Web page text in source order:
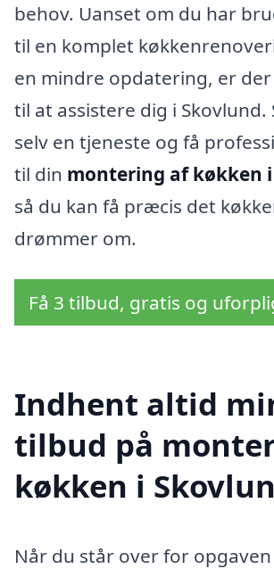
behov. Uanset om du har
til en komplet
en mindre opdatering, er
til at assistere dig i Skovlund.
selv en tjeneste og få
til din montering af køkken
så du kan få præcis det
drømmer om.
Få 3 tilbud, gratis og
Indhent altid
tilbud på
køkken i
Når du står over for